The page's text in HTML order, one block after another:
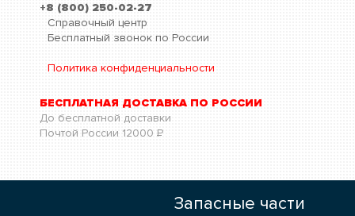
+8 (800) 250-02-27
Справочный центр
Бесплатный звонок по России
Политика конфиденциальности
БЕСПЛАТНАЯ ДОСТАВКА ПО РОССИИ
До бесплатной доставки
Почтой России 12000 Р
Запасные части